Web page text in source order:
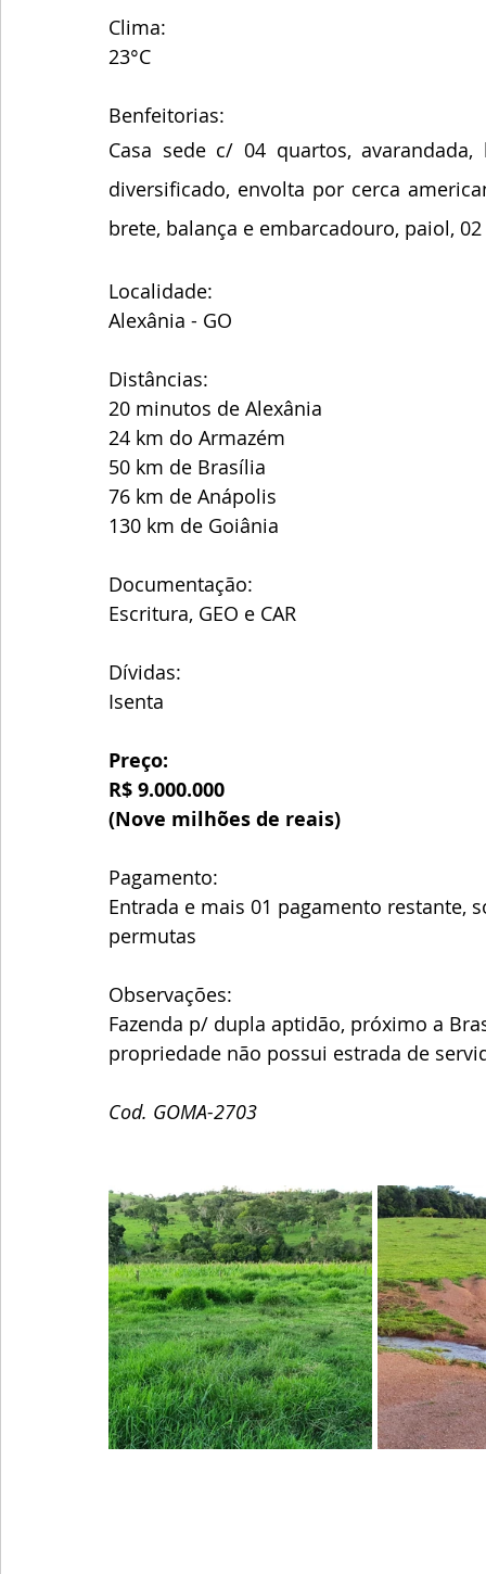
Clima:
23°C
Benfeitorias:
Casa sede c/ 04 quartos,
diversificado, envolta por cerca
brete, balança e embarcadouro, paiol,
Localidade:
Alexânia - GO
Distâncias:
20 minutos de Alexânia
24 km do Armazém
50 km de Brasília
76 km de Anápolis
130 km de Goiânia
Documentação:
Escritura, GEO e CAR
Dívidas:
Isenta
Preço:
R$ 9.000.000
(Nove milhões de reais)
Pagamento:
Entrada e mais 01 pagamento
permutas
Observações:
Fazenda p/ dupla aptidão, próximo a
propriedade não possui estrada de
Cod. GOMA-2703